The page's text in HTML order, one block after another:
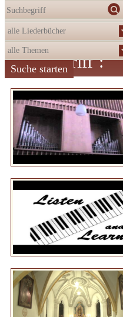
Die Auswahlergab521Treffer:
aufsteigend nach Nummer
Suchbegriff :